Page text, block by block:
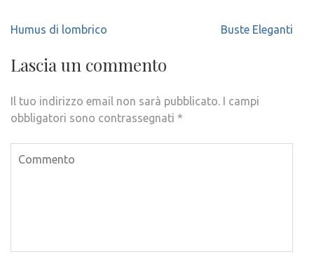
Navigazione
Humus di lombrico Buste Eleganti
Lascia un commento
Il tuo indirizzo email non sarà pubblicato. I campi
obbligatori sono contrassegnati *